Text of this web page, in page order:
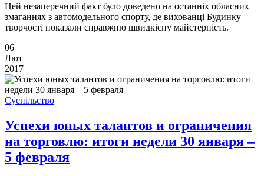
Цей незаперечний факт було доведено на останніх обласних
змаганнях з автомодельного спорту, де вихованці Будинку
творчості показали справжню швидкісну майстерність.
06
Лют
2017
Суспільство
Успехи юных талантов и ограничения
на торговлю: итоги недели 30 января –
5 февраля